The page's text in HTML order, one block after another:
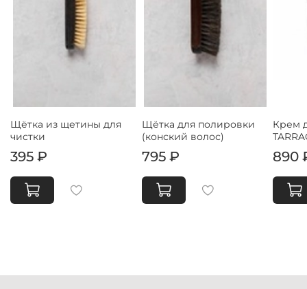
Щётка из щетины для
чистки
395 ₽
Щётка для полировки
(конский волос)
795 ₽
Крем
890